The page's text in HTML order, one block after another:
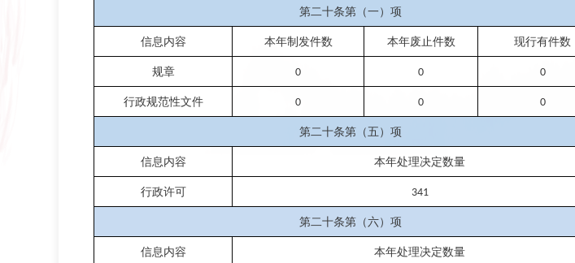
第二十条第（一）项
信息内容 本年制发件数 本年废止件数 现行有件数
规章 0 0 0
行政规范性文件 0 0 0
第二十条第（五）项
信息内容 本年处理决定数量
行政许可 341
第二十条第（六）项
信息内容 本年处理决定数量